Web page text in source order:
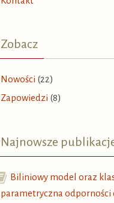
Zobacz
Nowości (22)
Zapowiedzi (8)
Najnowsze
Biliniowy model oraz
parametryczna odporności